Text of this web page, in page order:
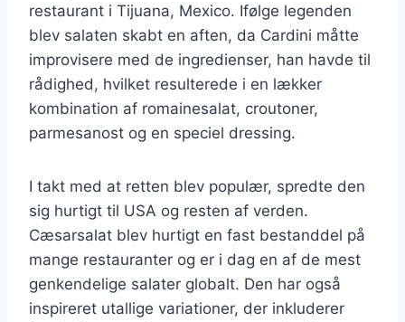
restaurant i Tijuana, Mexico. Ifølge legenden
blev salaten skabt en aften, da Cardini måtte
improvisere med de ingredienser, han havde til
rådighed, hvilket resulterede i en lækker
kombination af romainesalat, croutoner,
parmesanost og en speciel dressing.
I takt med at retten blev populær, spredte den
sig hurtigt til USA og resten af verden.
Cæsarsalat blev hurtigt en fast bestanddel på
mange restauranter og er i dag en af de mest
genkendelige salater globalt. Den har også
inspireret utallige variationer, der inkluderer